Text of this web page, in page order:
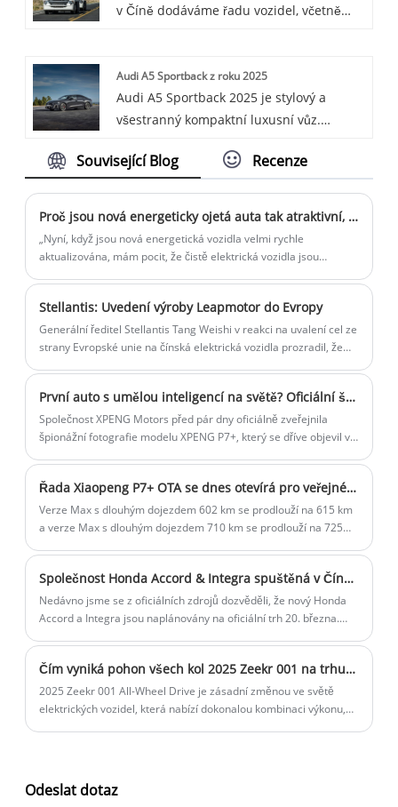
pro domácí a komerční použití díky své
v Číně dodáváme řadu vozidel, včetně
vozidel v rámci China National Heavy
Duty Truck (CNHTC), který se zaměřuje na
výkon a jízdní komfort, vhodný pro
Audi A5 Sportback z roku 2025
Audi A5 Sportback 2025 je stylový a
všestranný kompaktní luxusní vůz.
praktičností hatchbacku, nabízí prostorný
Dodává se s přeplňovaným 2,0litrovým
motorem a standardním pohonem všech
kol.
Související Blog Recenze
Proč jsou nová energeticky ojetá auta tak atraktivní, kupujete-li si raději staré než nové auto?
„Nyní, když jsou nová energetická vozidla velmi rychle
aktualizována, mám pocit, že čistě elektrická vozidla jsou
energii ojetý vůz a můžete jej prodat po zkušenostech s brzkým
osvojením, takže můžete také vyzkoušet různé nové produkty
energetických vozidel.“
Stellantis: Uvedení výroby Leapmotor do Evropy
Generální ředitel Stellantis Tang Weishi v reakci na uvalení cel ze
strany Evropské unie na čínská elektrická vozidla prozradil, že
evropském trhu pod celními bariérami.
První auto s umělou inteligencí na světě? Oficiální špionážní fotografie XPENG P7+ budou oficiálně zveřejněny ve čtvrtém čtvrtletí.
Společnost XPENG Motors před pár dny oficiálně zveřejnila
špionážní fotografie modelu XPENG P7+, který se dříve objevil v
novinkami je P7+ prvním modelem nové generace hardwarové
platformy pro autonomní řízení XPENG s délkou více než 5 metrů
a rozvorem 3 metry, který bude oficiálně uveden na trh ve
Řada Xiaopeng P7+ OTA se dnes otevírá pro veřejné testování
Verze Max s dlouhým dojezdem 602 km se prodlouží na 615 km
a verze Max s dlouhým dojezdem 710 km se prodlouží na 725
výkonu 245 k a 60,7 kWh baterií, zatímco Ultra Long Range Max
Edition je vybavena jedním motorem o výkonu 313 k a baterií
76,3 kWh.
Společnost Honda Accord & Integra spuštěná v Číně spuštěna 20. března s exteriérovým vylepšením
Nedávno jsme se z oficiálních zdrojů dozvěděli, že nový Honda
Accord a Integra jsou naplánovány na oficiální trh 20. března.
jednotka zůstane nezměněna. Pro informaci, současná dohoda
je cena mezi 179 800 a 258 800 juanů, zatímco současná integra
je cena mezi 129 900 a 186 900 juanů.
Čím vyniká pohon všech kol 2025 Zeekr 001 na trhu EV
2025 Zeekr 001 All-Wheel Drive je zásadní změnou ve světě
elektrických vozidel, která nabízí dokonalou kombinaci výkonu,
nejčastějších otázek o pohonu všech kol Zeekr 001 a
poskytneme vám všechny informace, které potřebujete, abyste
Odeslat dotaz